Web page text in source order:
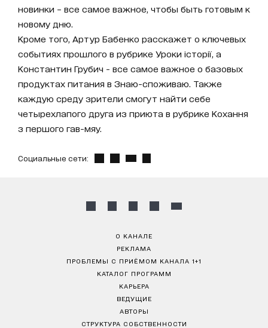
новинки – все самое важное, чтобы быть готовым к
новому дню.
Кроме того, Артур Бабенко расскажет о ключевых
событиях прошлого в рубрике Уроки історії, а
Константин Грубич - все самое важное о базовых
продуктах питания в Знаю-споживаю. Также
каждую среду зрители смогут найти себе
четырехлапого друга из приюта в рубрике Кохання
з першого гав-мяу.
Социальные сети:
О КАНАЛЕ
РЕКЛАМА
ПРОБЛЕМЫ С ПРИЁМОМ КАНАЛА 1+1
КАТАЛОГ ПРОГРАММ
КАРЬЕРА
ВЕДУЩИЕ
АВТОРЫ
СТРУКТУРА СОБСТВЕННОСТИ